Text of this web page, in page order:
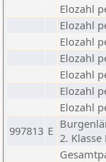
Elozahl
Elozahl
Elozahl
Elozahl
Elozahl
Elozahl
Elozahl
997813 E 2. Klasse